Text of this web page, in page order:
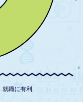
就職に有利